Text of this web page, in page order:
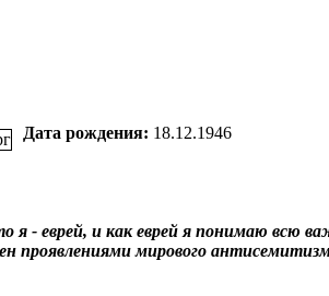
Дата рождения: 18.12.1946
я - еврей, и как еврей я понимаю всю
проявлениями мирового